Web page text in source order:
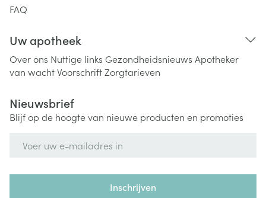
FAQ
Uw apotheek
Over ons Nuttige links Gezondheidsnieuws Apotheker
van wachtVoorschriftZorgtarieven
Nieuwsbrief
Blijf op de hoogte van nieuwe producten en promoties
Inschrijven